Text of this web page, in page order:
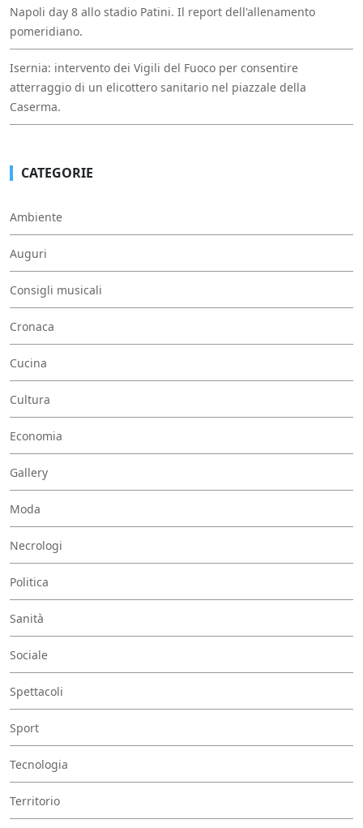
Napoli day 8 allo stadio Patini. Il report dell'allenamento
pomeridiano.
Isernia: intervento dei Vigili del Fuoco per consentire
atterraggio di un elicottero sanitario nel piazzale della
Caserma.
CATEGORIE
Ambiente
Auguri
Consigli musicali
Cronaca
Cucina
Cultura
Economia
Gallery
Moda
Necrologi
Politica
Sanità
Sociale
Spettacoli
Sport
Tecnologia
Territorio